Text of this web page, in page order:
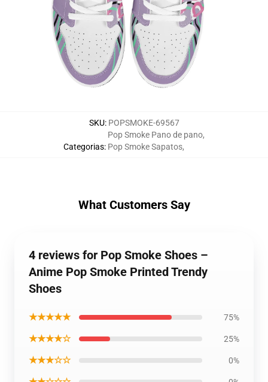
SKU: POPSMOKE-69567
Categorias:
Pop Smoke Pano de pano,
Pop Smoke Sapatos,
What Customers Say
4 reviews for Pop Smoke Shoes –
Anime Pop Smoke Printed Trendy
Shoes
★★★★★ 75%
★★★★☆ 25%
★★★☆☆ 0%